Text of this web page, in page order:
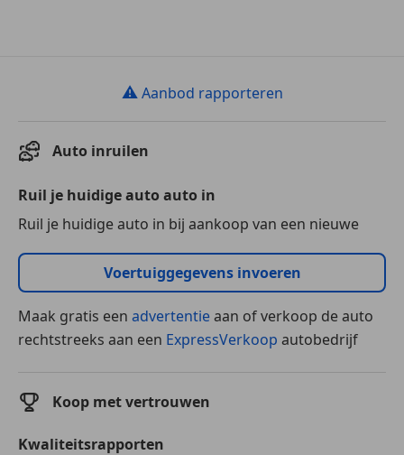
⚠ Aanbod rapporteren
Auto inruilen
Ruil je huidige auto auto in
Ruil je huidige auto in bij aankoop van een nieuwe
Voertuiggegevens invoeren
Maak gratis een advertentieaan of verkoop de auto
rechtstreeks aan een ExpressVerkoop autobedrijf
Koop met vertrouwen
Kwaliteitsrapporten